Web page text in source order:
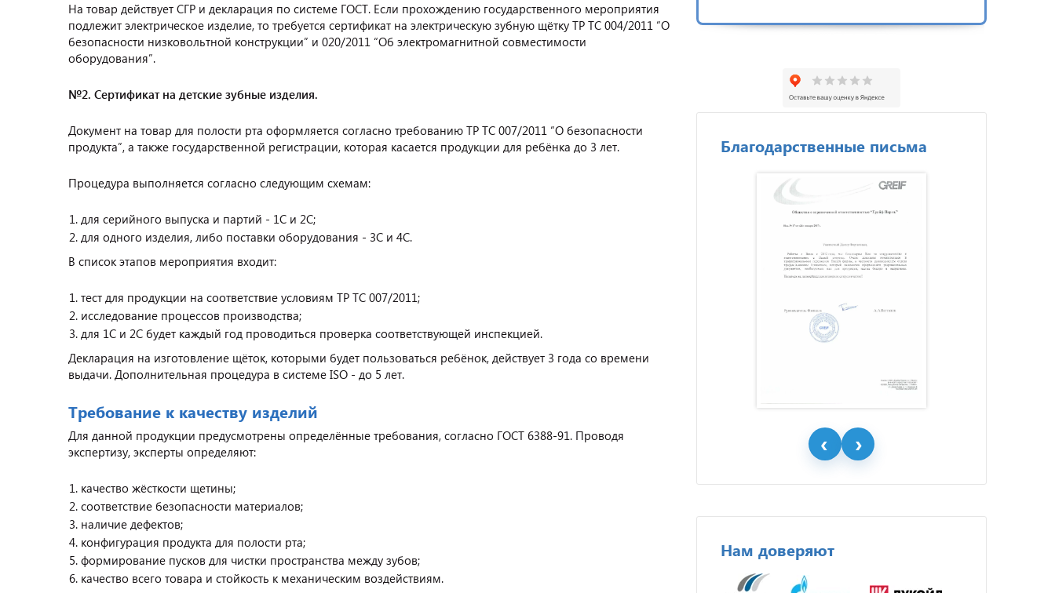
На товар действует СГР и декларация по системе ГОСТ. Если прохождению государственного мероприятия
подлежит электрическое изделие, то требуется сертификат на электрическую зубную щётку ТР ТС 004/2011 “О
безопасности низковольтной конструкции” и 020/2011 “Об электромагнитной совместимости
оборудования”.
№2. Сертификат на детские зубные изделия.
Документ на товар для полости рта оформляется согласно требованию ТР ТС 007/2011 “О безопасности
продукта”, а также государственной регистрации, которая касается продукции для ребёнка до 3 лет.
Процедура выполняется согласно следующим схемам:
для серийного выпуска и партий - 1С и 2С;
для одного изделия, либо поставки оборудования - 3С и 4С.
В список этапов мероприятия входит:
тест для продукции на соответствие условиям ТР ТС 007/2011;
исследование процессов производства;
для 1С и 2С будет каждый год проводиться проверка соответствующей инспекцией.
Декларация на изготовление щёток, которыми будет пользоваться ребёнок, действует 3 года со времени
выдачи. Дополнительная процедура в системе ISO - до 5 лет.
Требование к качеству изделий
Для данной продукции предусмотрены определённые требования, согласно ГОСТ 6388-91. Проводя
экспертизу, эксперты определяют:
качество жёсткости щетины;
соответствие безопасности материалов;
наличие дефектов;
конфигурация продукта для полости рта;
формирование пусков для чистки пространства между зубов;
качество всего товара и стойкость к механическим воздействиям.
Благодарственные письма
Нам доверяют